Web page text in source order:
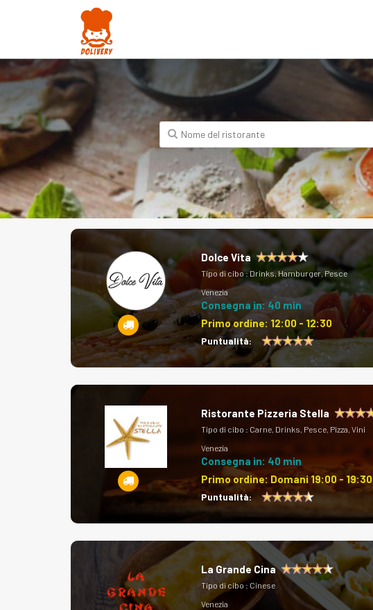
Dolce Vita
Tipo di cibo :Drinks, Hamburger, Pesce
Venezia
Consegna in: 40 min
Primo ordine: 12:00 - 12:30
Puntualità:
Ristorante Pizzeria Stella
Tipo di cibo : Carne, Drinks, Pesce, Pizza, Vini
Venezia
Consegna in: 40 min
Primo ordine: Domani 19:00 - 19:30
Puntualità:
La Grande Cina
Tipo di cibo : Cinese
Venezia